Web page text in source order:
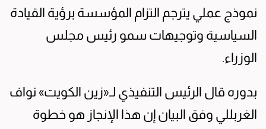
نموذج عملي يترجم التزام المؤسسة برؤية القيادة
السياسية وتوجيهات سمو رئيس مجلس
الوزراء.
بدوره قال الرئيس التنفيذي لـ«زين الكويت» نواف
الغربللي وفق البيان إن هذا الإنجاز هو خطوة